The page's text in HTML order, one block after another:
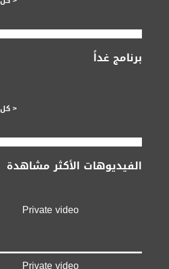
برنامج غداً
< كل
الفيديوهات الأكثر مشاهدة
Private video